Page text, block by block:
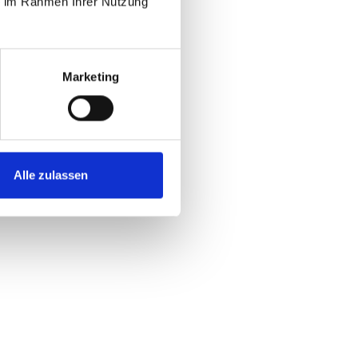
Marketing
Alle zulassen